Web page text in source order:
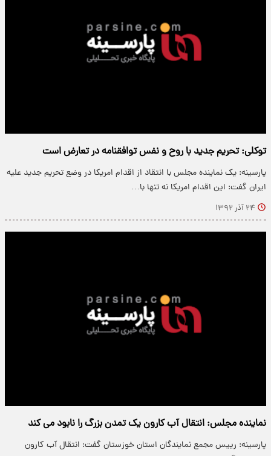
توکلی: تحریم جدید با روح و نفس توافقنامه در تعارض است
پارسینه: یک نماینده مجلس با انتقاد از اقدام امریکا در وضع تحریم جدید علیه
ایران گفت: این اقدام امریکا نه تنها با…
۲۴ آذر ۱۳۹۲
نماینده مجلس: انتقال آب کارون یک تمدن بزرگ را نابود می کند
پارسینه: رییس مجمع نمایندگان استان خوزستان گفت: انتقال آب کارون